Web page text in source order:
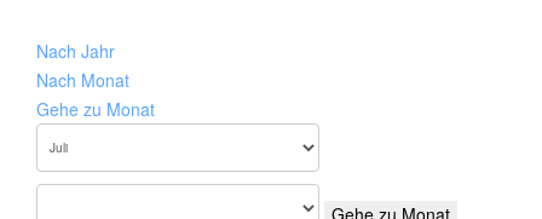
Nach Jahr
Nach Monat
Gehe zu Monat
Gehe zu Monat